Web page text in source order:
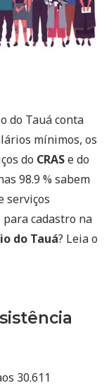
do Tauá conta
mínimos, os
do CRASe do
98.9 % sabem
serviços
cadastro na
do Tauá? Leia o
30.611